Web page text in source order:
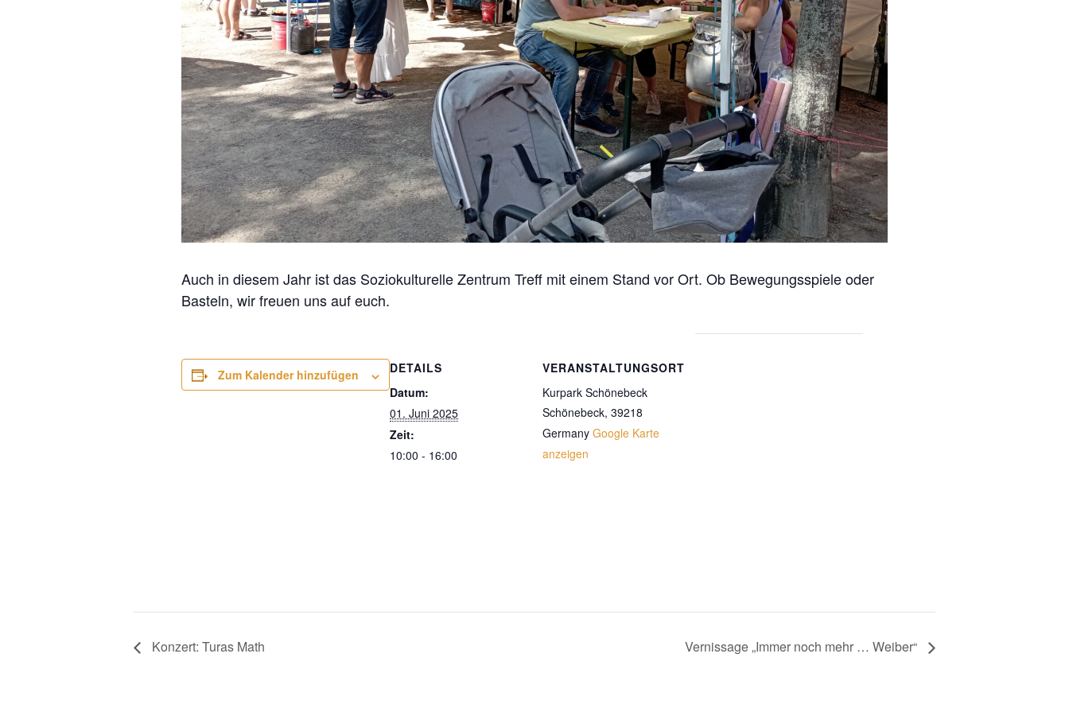
Auch in diesem Jahr ist das Soziokulturelle Zentrum Treff mit einem Stand vor Ort. Ob Bewegungsspiele oder
Basteln, wir freuen uns auf euch.
Zum Kalender hinzufügen
DETAILS
Datum:
01. Juni 2025
Zeit:
10:00 - 16:00
VERANSTALTUNGSORT
Kurpark Schönebeck
Schönebeck, 39218
Germany Google Karte
anzeigen
Konzert: Turas Math Vernissage „Immer noch mehr … Weiber“